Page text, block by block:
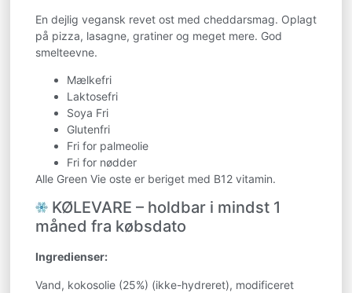
En dejlig vegansk revet ost med cheddarsmag. Oplagt
på pizza, lasagne, gratiner og meget mere. God
smelteevne.
Mælkefri
Laktosefri
Soya Fri
Glutenfri
Fri for palmeolie
Fri for nødder
Alle Green Vie oste er beriget med B12 vitamin.
KØLEVARE – holdbar i mindst 1
måned fra købsdato
Ingredienser:
Vand, kokosolie (25%) (ikke-hydreret), modificeret